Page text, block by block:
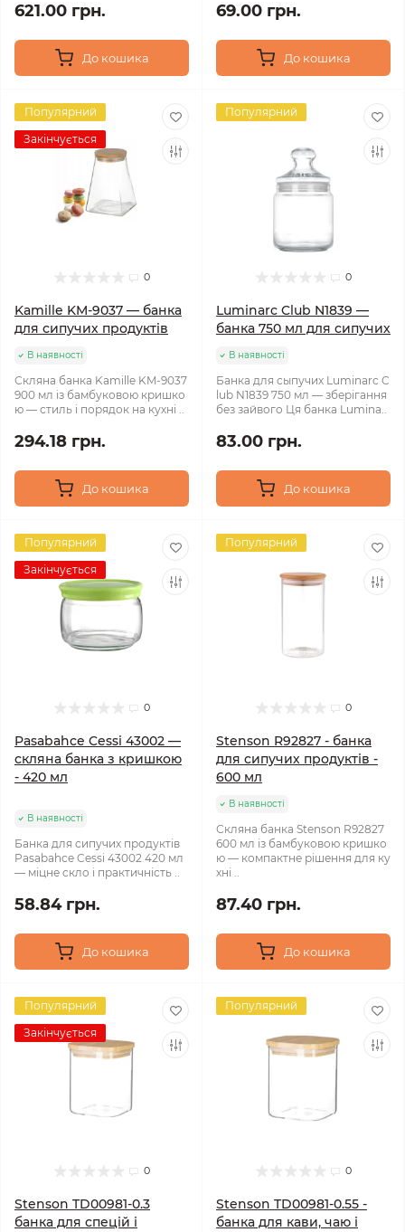
621.00 грн.
До кошика
69.00 грн.
До кошика
Популярний
Закінчується
0
Kamille KM-9037 — банка
для сипучих продуктів
В наявності
Скляна банка Kamille KM-9037
900 мл із бамбуковою кришко
ю — стиль і порядок на кухні ..
294.18 грн.
До кошика
Популярний
0
Luminarc Club N1839 —
банка 750 мл для сипучих
В наявності
Банка для сыпучих Luminarc C
lub N1839 750 мл — зберігання
без зайвого Ця банка Lumina..
83.00 грн.
До кошика
Популярний
Закінчується
0
Pasabahce Cessi 43002 —
скляна банка з кришкою
- 420 мл
В наявності
Банка для сипучих продуктів
Pasabahce Cessi 43002 420 мл
— міцне скло і практичність ..
58.84 грн.
До кошика
Популярний
0
Stenson R92827 - банка
для сипучих продуктів -
600 мл
В наявності
Скляна банка Stenson R92827
600 мл із бамбуковою кришко
ю — компактне рішення для ку
хні ..
87.40 грн.
До кошика
Популярний
Закінчується
0
Stenson TD00981-0.3
банка для спецій і
Популярний
0
Stenson TD00981-0.55 -
банка для кави, чаю і